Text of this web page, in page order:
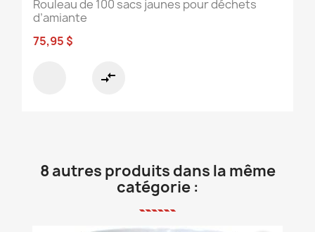
Rouleau de 100 sacs jaunes pour déchets
d’amiante
75,95 $
compare_arrows
8 autres produits dans la même
catégorie :